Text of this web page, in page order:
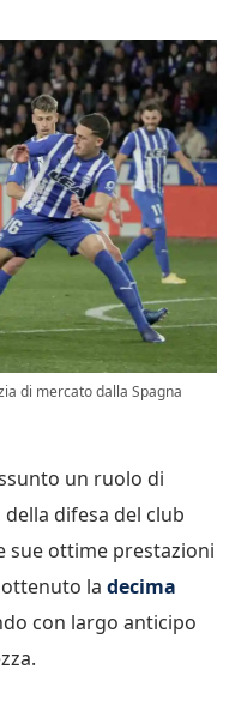
di mercato dalla Spagna
un ruolo di
difesa del club
sue ottime prestazioni
ottenuto la decima
con largo anticipo